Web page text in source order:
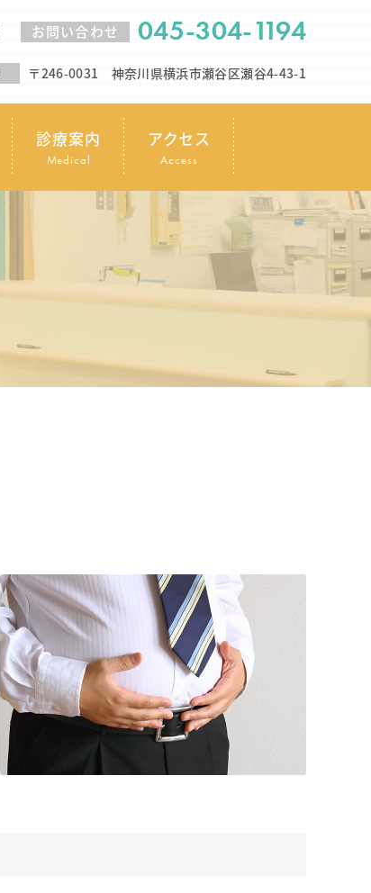
お問い合わせ 045-304-1194
〒246-0031 神奈川県横浜市瀬谷区瀬谷4-43-1
診療案内
Medical
アクセス
Access